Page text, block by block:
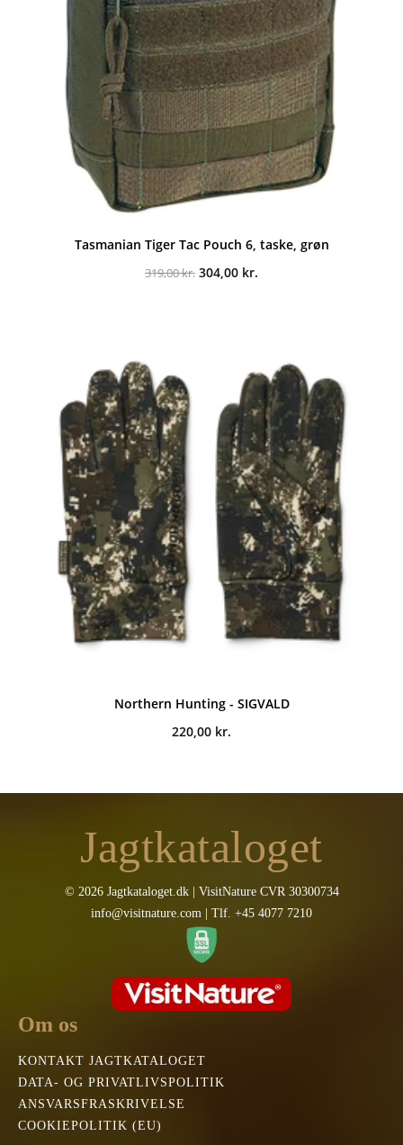
Tasmanian Tiger Tac Pouch 6, taske, grøn
319,00kr. Den
304,00 kr.
Northern Hunting - SIGVALD
220,00 kr.
Jagtkataloget
© 2026 Jagtkataloget.dk | VisitNature CVR 30300734
info@visitnature.com | Tlf. +45 4077 7210
Om os
KONTAKT JAGTKATALOGET
DATA- OG PRIVATLIVSPOLITIK
ANSVARSFRASKRIVELSE
COOKIEPOLITIK (EU)